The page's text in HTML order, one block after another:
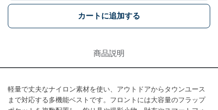
カートに追加する
商品説明
軽量で丈夫なナイロン素材を使い、アウトドアからタウンユース
まで対応する多機能ベストです。フロントには大容量のフラップ